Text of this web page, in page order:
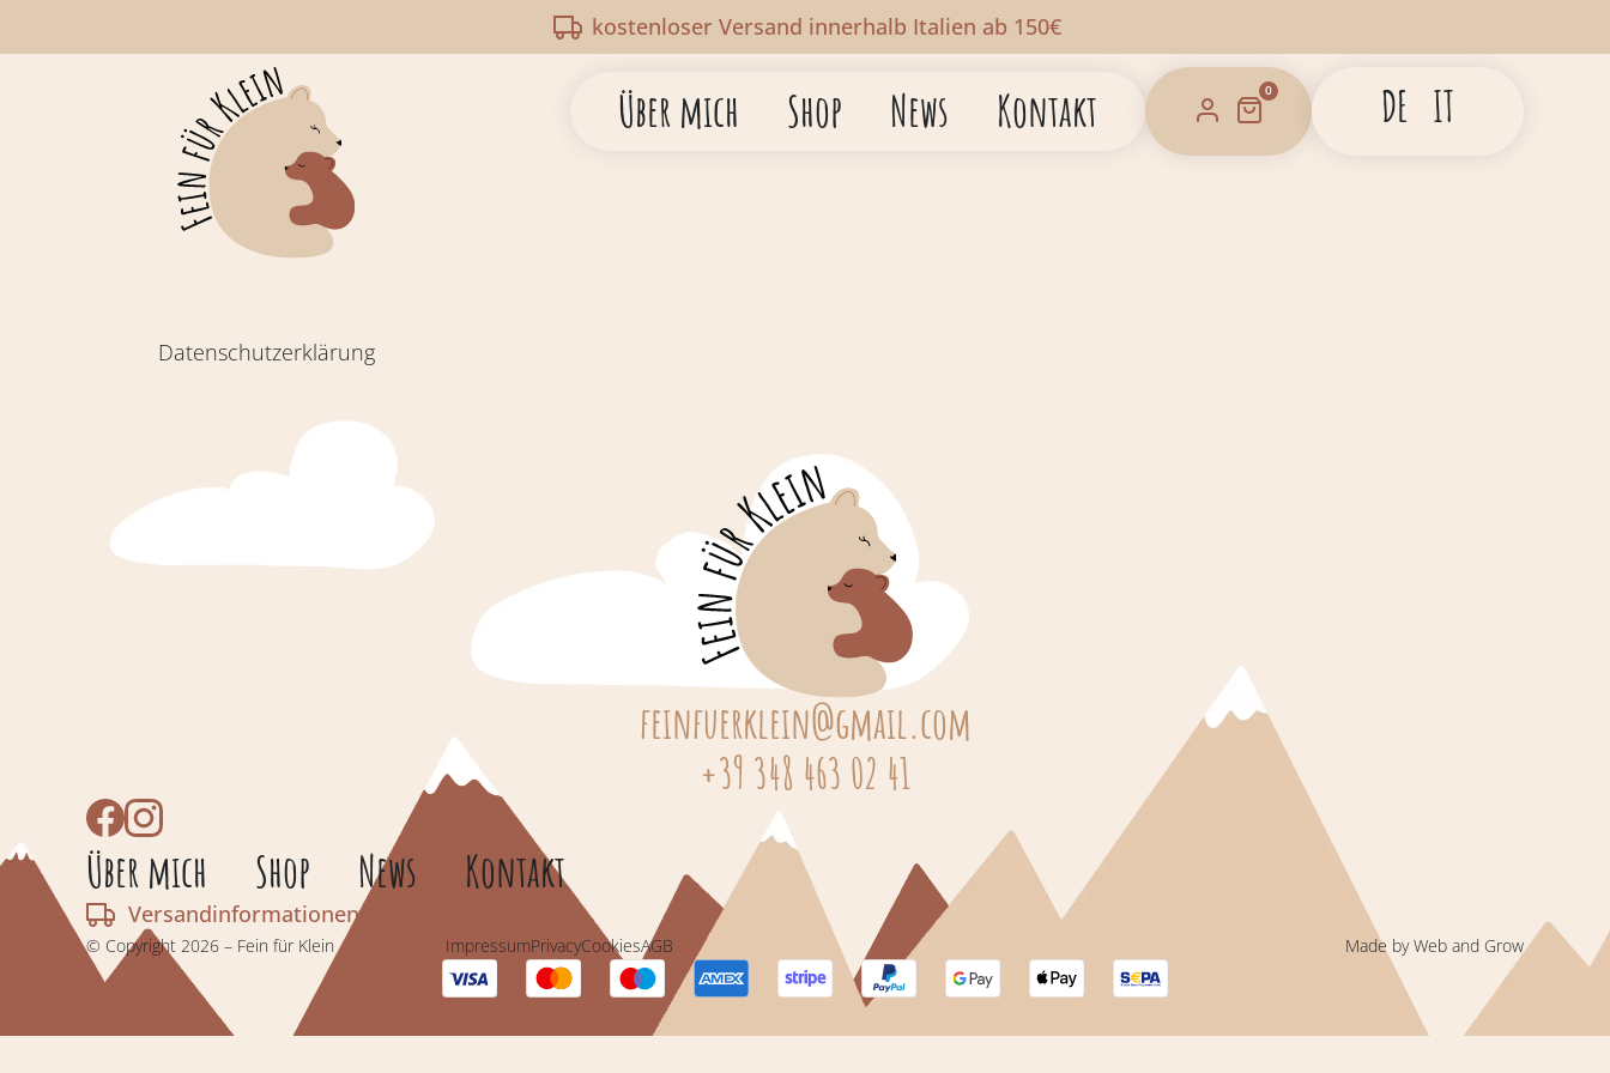
kostenloser Versand innerhalb Italien ab 150€
Über mich Shop News Kontakt 0 DE IT
Datenschutzerklärung
feinfuerklein@gmail.com
+39 348 463 02 41
Über mich
Shop News Kontakt
Versandinformationen
© Copyright 2026 – Fein für Klein ImpressumPrivacyCookiesAGB Made by Web and Grow